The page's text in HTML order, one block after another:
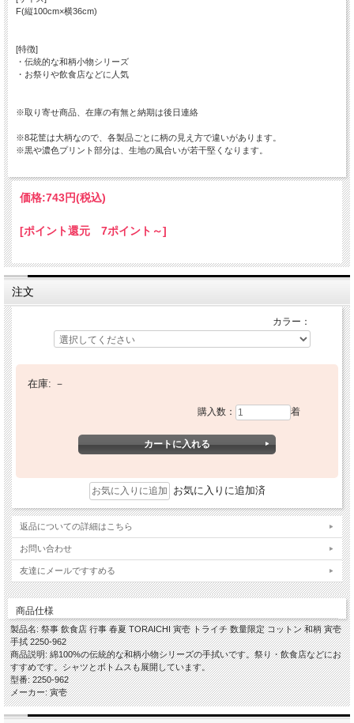
F(縦100cm×横36cm)
[特徴]
・伝統的な和柄小物シリーズ
・お祭りや飲食店などに人気
※取り寄せ商品、在庫の有無と納期は後日連絡
※8花筐は大柄なので、各製品ごとに柄の見え方で違いがあります。
※黒や濃色プリント部分は、生地の風合いが若干堅くなります。
価格:743円(税込)
[ポイント還元 7ポイント～]
注文
カラー：
在庫: －
購入数： 着
お気に入りに追加済
返品についての詳細はこちら
お問い合わせ
友達にメールですすめる
商品仕様
製品名: 祭事 飲食店 行事 春夏 TORAICHI 寅壱 トライチ 数量限定 コットン 和柄 寅壱
手拭 2250-962
商品説明: 綿100%の伝統的な和柄小物シリーズの手拭いです。祭り・飲食店などにお
すすめです。シャツとボトムスも展開しています。
型番: 2250-962
メーカー: 寅壱